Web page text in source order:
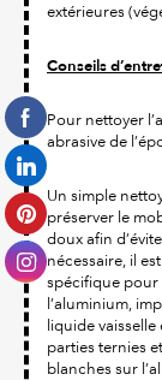
extérieures
Conseils
Pour nettoyer
abrasive de
Un simple
préserver le
doux afin
nécessaire, il
spécifique pour
l’aluminium,
liquide
parties ternies
blanches sur